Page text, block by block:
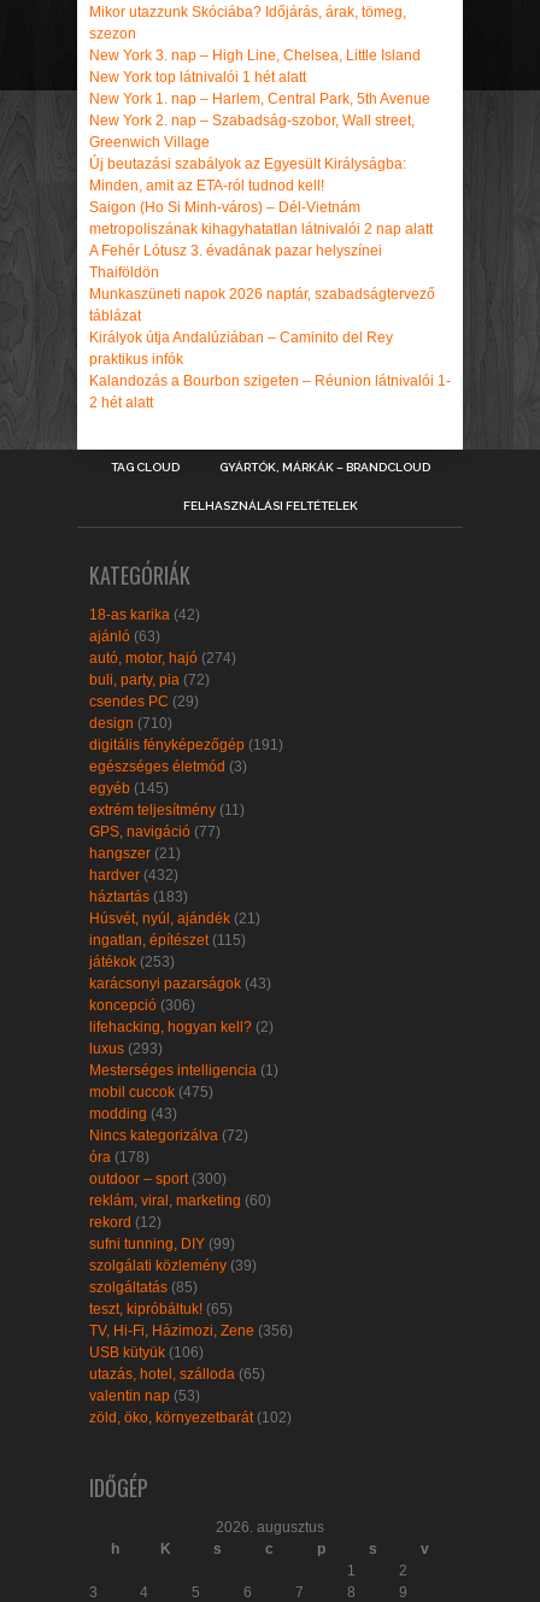
Mikor utazzunk Skóciába? Időjárás, árak, tömeg,
szezon
New York 3. nap – High Line, Chelsea, Little Island
New York top látnivalói 1 hét alatt
New York 1. nap – Harlem, Central Park, 5th Avenue
New York 2. nap – Szabadság-szobor, Wall street,
Greenwich Village
Új beutazási szabályok az Egyesült Királyságba:
Minden, amit az ETA-ról tudnod kell!
Saigon (Ho Si Minh-város) – Dél-Vietnám
metropoliszának kihagyhatatlan látnivalói 2 nap alatt
A Fehér Lótusz 3. évadának pazar helyszínei
Thaiföldön
Munkaszüneti napok 2026 naptár, szabadságtervező
táblázat
Királyok útja Andalúziában – Caminito del Rey
praktikus infók
Kalandozás a Bourbon szigeten – Réunion látnivalói 1-
2 hét alatt
TAG CLOUD GYÁRTÓK, MÁRKÁK – BRANDCLOUD
FELHASZNÁLÁSI FELTÉTELEK
KATEGÓRIÁK
18-as karika (42)
ajánló (63)
autó, motor, hajó (274)
buli, party, pia (72)
csendes PC (29)
design (710)
digitális fényképezőgép (191)
egészséges életmód (3)
egyéb (145)
extrém teljesítmény (11)
GPS, navigáció (77)
hangszer (21)
hardver (432)
háztartás (183)
Húsvét, nyúl, ajándék (21)
ingatlan, építészet (115)
játékok (253)
karácsonyi pazarságok (43)
koncepció (306)
lifehacking, hogyan kell? (2)
luxus (293)
Mesterséges intelligencia (1)
mobil cuccok (475)
modding (43)
Nincs kategorizálva (72)
óra (178)
outdoor – sport (300)
reklám, viral, marketing (60)
rekord (12)
sufni tunning, DIY (99)
szolgálati közlemény (39)
szolgáltatás (85)
teszt, kipróbáltuk! (65)
TV, Hi-Fi, Házimozi, Zene (356)
USB kütyük (106)
utazás, hotel, szálloda (65)
valentin nap (53)
zöld, öko, környezetbarát (102)
IDŐGÉP
2026. augusztus
h
K s c p s
v
1
2
3
4 5 6 7 8
9